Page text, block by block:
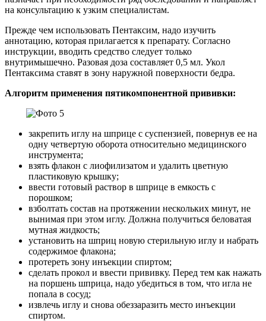
на консультацию к узким специалистам.
Прежде чем использовать Пентаксим, надо изучить
аннотацию, которая прилагается к препарату. Согласно
инструкции, вводить средство следует только
внутримышечно. Разовая доза составляет 0,5 мл. Укол
Пентаксима ставят в зону наружной поверхности бедра.
Алгоритм применения пятикомпонентной прививки:
закрепить иглу на шприце с суспензией, повернув ее на
одну четвертую оборота относительно медицинского
инструмента;
взять флакон с лиофилизатом и удалить цветную
пластиковую крышку;
ввести готовый раствор в шприце в емкость с
порошком;
взболтать состав на протяжении нескольких минут, не
вынимая при этом иглу. Должна получиться беловатая
мутная жидкость;
установить на шприц новую стерильную иглу и набрать
содержимое флакона;
протереть зону инъекции спиртом;
сделать прокол и ввести прививку. Перед тем как нажать
на поршень шприца, надо убедиться в том, что игла не
попала в сосуд;
извлечь иглу и снова обеззаразить место инъекции
спиртом.